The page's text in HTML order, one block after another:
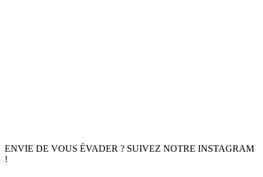
ENVIE DE VOUS ÉVADER ? SUIVEZ NOTRE INSTAGRAM
!